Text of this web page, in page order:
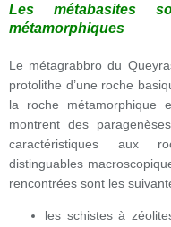
Les métabasites
métamorphiques
Le métagrabbro du
protolithe d’une roche
la roche métamorphique
montrent des
caractéristiques aux
distinguables
rencontrées sont les
les schistes à